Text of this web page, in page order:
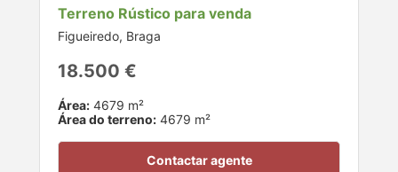
Terreno Rústico para venda
Figueiredo, Braga
18.500 €
Área: 4679 m²
Área do terreno: 4679 m²
Contactar agente